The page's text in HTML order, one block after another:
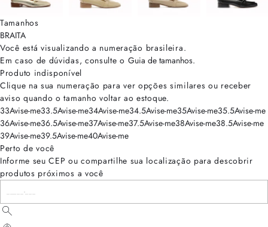
Tamanhos
BRAITA
Você está visualizando a numeração brasileira.
Em caso de dúvidas, consulte o Guia de tamanhos.
Produto indisponível
Clique na sua numeração para ver opções similares ou receber
aviso quando o tamanho voltar ao estoque.
33Avise-me33.5Avise-me34Avise-me34.5Avise-me35Avise-me35.5Avise-me
36Avise-me36.5Avise-me37Avise-me37.5Avise-me38Avise-me38.5Avise-me
39Avise-me39.5Avise-me40Avise-me
Perto de você
Informe seu CEP ou compartilhe sua localização para descobrir
produtos próximos a você